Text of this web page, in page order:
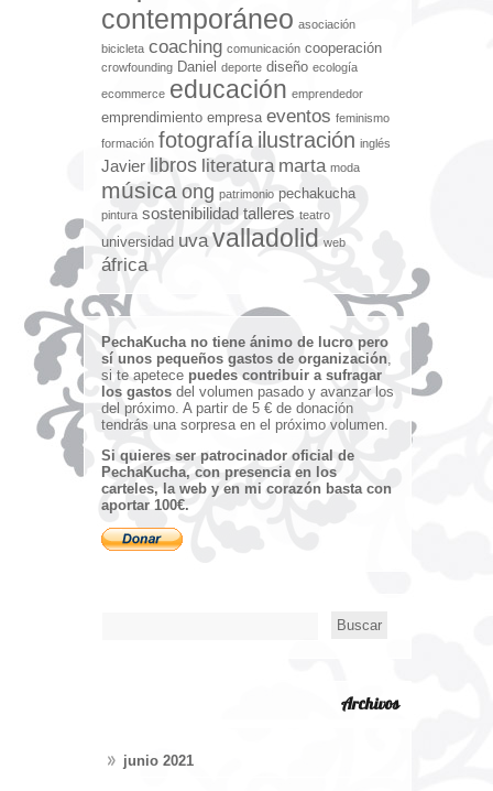
contemporáneo asociación
bicicleta coaching comunicación cooperación
crowfounding Daniel deporte diseño ecología
ecommerce educación emprendedor
emprendimiento empresa eventos feminismo
formación fotografía ilustración inglés
Javier libros literatura marta moda
músicaong patrimonio pechakucha
pintura sostenibilidad talleres teatro
universidad uva valladolid web
áfrica
PechaKucha no tiene ánimo de lucro pero
sí unos pequeños gastos de organización
si te apetece puedes contribuir a sufragar
los gastos del volumen pasado y avanzar los
del próximo. A partir de 5 € de donación
tendrás una sorpresa en el próximo volumen.
Si quieres ser patrocinador oficial de
PechaKucha, con presencia en los
carteles, la web y en mi corazón basta con
aportar 100€.
Archivos
junio 2021